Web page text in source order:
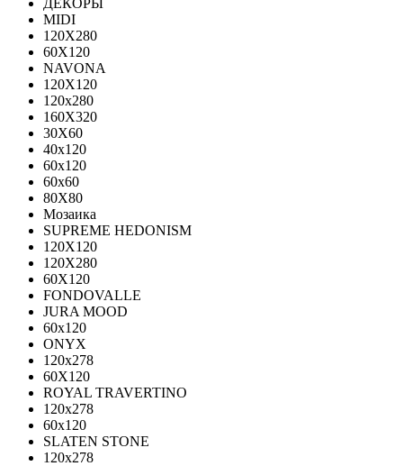
ДЕКОРЫ
MIDI
120Х280
60Х120
NAVONA
120X120
120x280
160X320
30X60
40x120
60x120
60x60
80X80
Мозаика
SUPREME HEDONISM
120X120
120X280
60X120
FONDOVALLE
JURA MOOD
60х120
ONYX
120х278
60X120
ROYAL TRAVERTINO
120х278
60х120
SLATEN STONE
120х278